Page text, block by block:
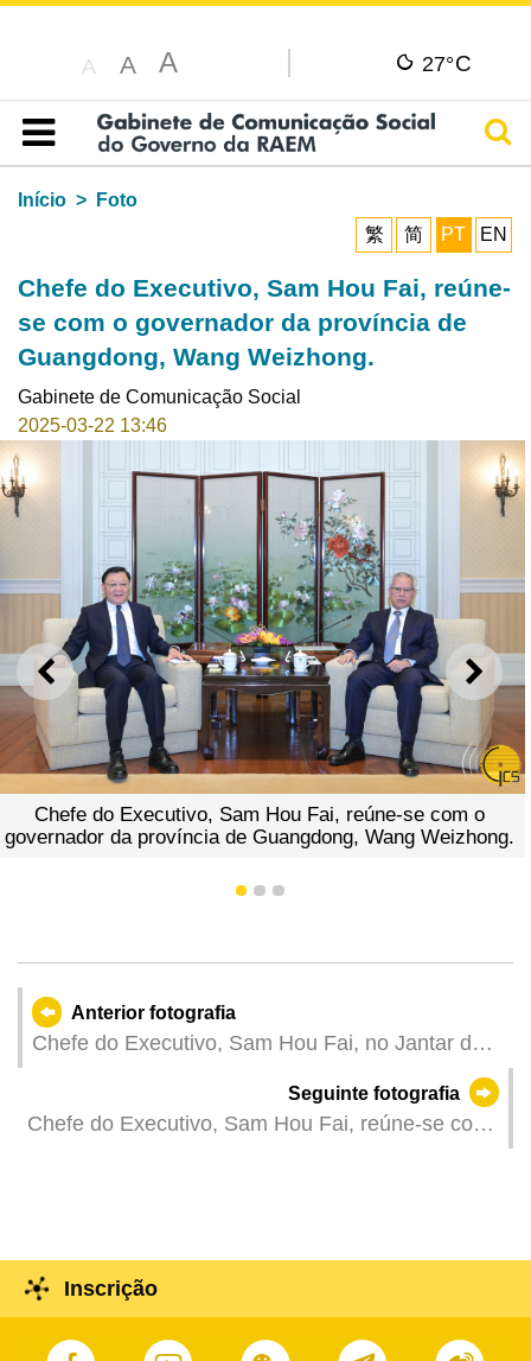
A A A 27°C
Índice
Início
Foto
繁
简 PT EN
Chefe do Executivo, Sam Hou Fai, reúne-
se com o governador da província de
Guangdong, Wang Weizhong.
Gabinete de Comunicação Social
2025-03-22 13:46
ANTERIOR
Chefe do Executivo, Sam Hou Fai, reúne-se com o
governador da província de Guangdong, Wang Weizhong.
1 2 3
Anterior fotografia
Chefe do Executivo, Sam Hou Fai, no Jantar de
Seguinte fotografia
Chefe do Executivo, Sam Hou Fai, reúne-se com
Inscrição